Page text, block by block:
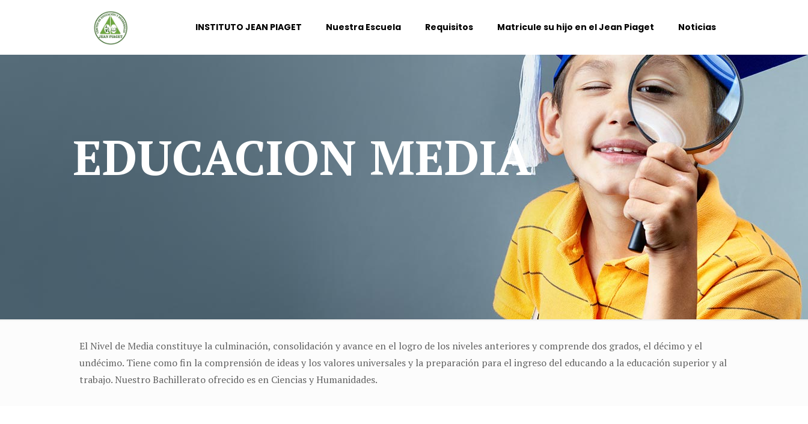
INSTITUTO JEAN PIAGET Nuestra Escuela Requisitos Matricule su hijo en el Jean Piaget Noticias
EDUCACION MEDIA
El Nivel de Media constituye la culminación, consolidación y avance en el logro de los niveles anteriores y comprende dos grados, el décimo y el
undécimo. Tiene como fin la comprensión de ideas y los valores universales y la preparación para el ingreso del educando a la educación superior y al
trabajo. Nuestro Bachillerato ofrecido es en Ciencias y Humanidades.